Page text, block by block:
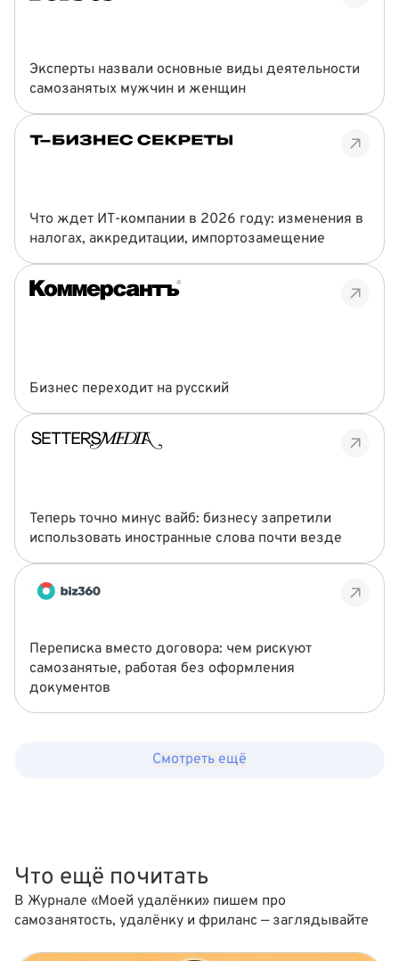
Эксперты назвали основные виды деятельности
самозанятых мужчин и женщин
Что ждет ИТ‑компании в 2026 году: изменения в
налогах, аккредитации, импортозамещение
Бизнес переходит на русский
Теперь точно минус вайб: бизнесу запретили
использовать иностранные слова почти везде
Переписка вместо договора: чем рискуют
самозанятые, работая без оформления
документов
Смотреть ещё
Что ещё почитать
В Журнале «Моей удалёнки» пишем про
самозанятость, удалёнку и фриланс — заглядывайте